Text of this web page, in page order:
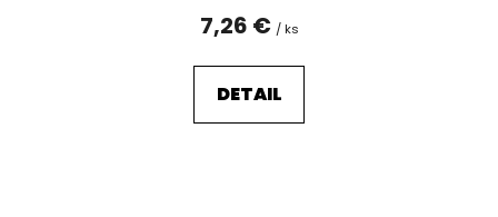
7,26 € / ks
DETAIL